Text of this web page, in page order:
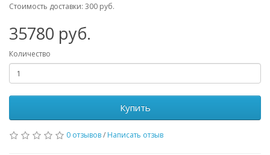
Стоимость доставки: 300 руб.
35780 руб.
Количество
Купить
0 отзывов/ Написать отзыв